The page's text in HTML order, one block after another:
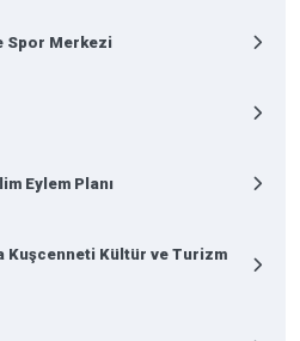
Spor Merkezi
Eylem Planı
Kuşcenneti Kültür ve Turizm